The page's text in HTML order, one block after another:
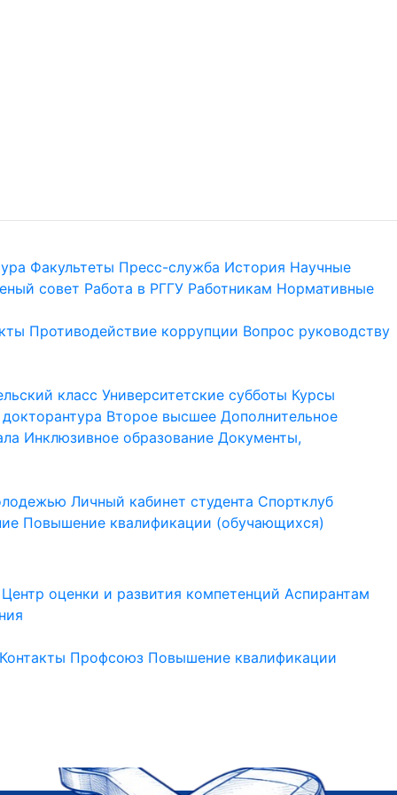
Факультеты Пресс-служба История Научные
совет Работа в РГГУ Работникам Нормативные
Противодействие коррупции Вопрос руководству
класс Университетские субботы Курсы
Второе высшее Дополнительное
Инклюзивное образование Документы,
Личный кабинет студента Спортклуб
Повышение квалификации (обучающихся)
Центр оценки и развития компетенций Аспирантам
Контакты Профсоюз Повышение квалификации